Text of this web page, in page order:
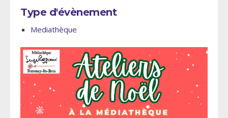
Type d'évènement
Mediathèque